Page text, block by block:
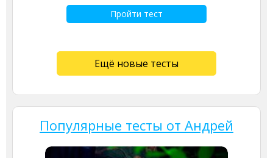
Пройти тест
Ещё новые тесты
Популярные тесты от Андрей